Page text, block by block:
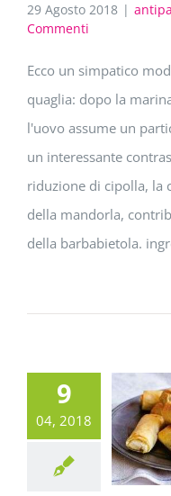
29 Agosto 2018 |
Commenti
Ecco un simpatico
quaglia: dopo la
l'uovo assume un
un interessante
riduzione di cipolla, la
della mandorla,
della barbabietola.
9
04, 2018